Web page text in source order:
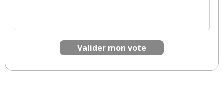
Valider mon vote